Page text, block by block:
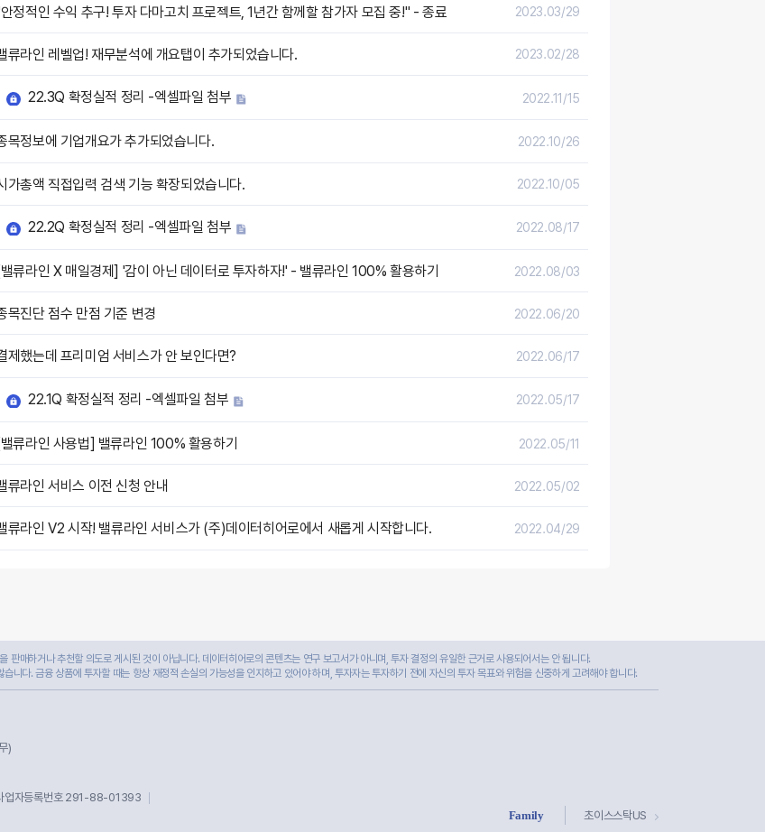
정적인 수익 추구! 투자 다마고치 프로젝트, 1년간 함께할 참가자 모집 중!" - 종료 2023.03/29
류라인 레벨업! 재무분석에 개요탭이 추가되었습니다. 2023.02/28
22.3Q 확정실적 정리 -엑셀파일 첨부 2022.11/15
목정보에 기업개요가 추가되었습니다. 2022.10/26
가총액 직접입력 검색 기능 확장되었습니다. 2022.10/05
22.2Q 확정실적 정리 -엑셀파일 첨부 2022.08/17
류라인 X 매일경제] '감이 아닌 데이터로 투자하자!' - 밸류라인 100% 활용하기 2022.08/03
목진단 점수 만점 기준 변경 2022.06/20
제했는데 프리미엄 서비스가 안 보인다면? 2022.06/17
22.1Q 확정실적 정리 -엑셀파일 첨부 2022.05/17
류라인 사용법] 밸류라인 100% 활용하기 2022.05/11
류라인 서비스 이전 신청 안내 2022.05/02
류라인 V2 시작! 밸류라인 서비스가 (주)데이터히어로에서 새롭게 시작합니다. 2022.04/29
판매하거나 추천할 의도로 게시된 것이 아닙니다. 데이터히어로의 콘텐츠는 연구 보고서가 아니며, 투자 결정의 유일한 근거로 사용되어서는 안 됩니다.
니다. 금융 상품에 투자할 때는 항상 재정적 손실의 가능성을 인지하고 있어야 하며, 투자자는 투자하기 전에 자신의 투자 목표와 위험을 신중하게 고려해야 합니다.
)
업자등록번호 291-88-01393
Family 초이스스탁US